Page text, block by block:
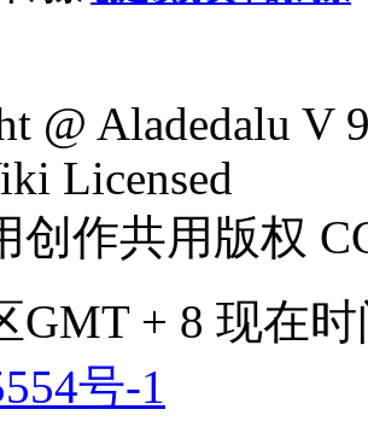
@ Aladedalu V
Licensed
创作共用版权
GMT + 8 现在
号-1